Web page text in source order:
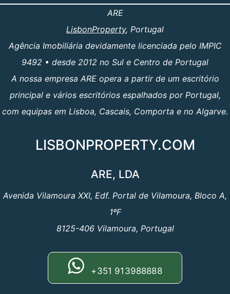
ARE
LisbonProperty, Portugal
Agência Imobiliária devidamente licenciada pelo IMPIC
9492 • desde 2012 no Sul e Centro de Portugal
A nossa empresa ARE opera a partir de um escritório
principal e vários escritórios espalhados por Portugal,
com equipas em Lisboa, Cascais, Comporta e no Algarve.
LISBONPROPERTY.COM
ARE, LDA
Avenida Vilamoura XXI, Edf. Portal de Vilamoura, Bloco A,
1ºF
8125-406 Vilamoura, Portugal
+351 913988888